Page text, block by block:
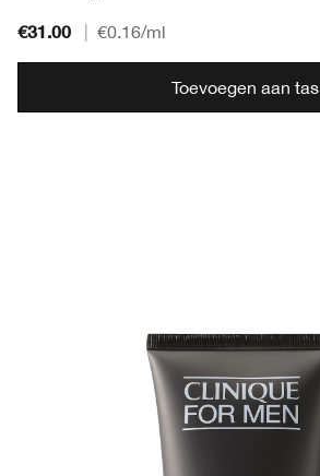
€31.00 €0.16/ml
Toevoegen aan tas